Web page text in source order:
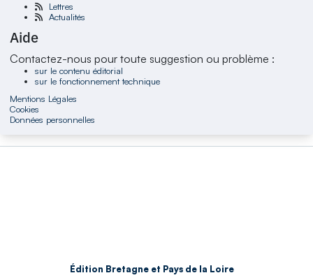
Lettres
Actualités
Aide
Contactez-nous pour toute suggestion ou problème :
sur le contenu éditorial
sur le fonctionnement technique
Mentions Légales
Cookies
Données personnelles
Édition Bretagne et Pays de la Loire